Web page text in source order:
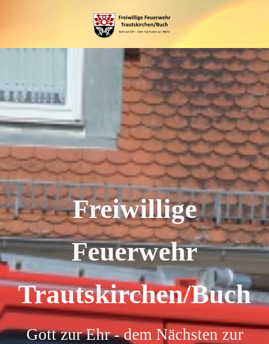
Freiwillige
Feuerwehr
Trautskirchen/Buch
Gott zur Ehr - dem Nächsten zur